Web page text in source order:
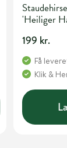
'Heiliger
199 kr.
Få
Klik &